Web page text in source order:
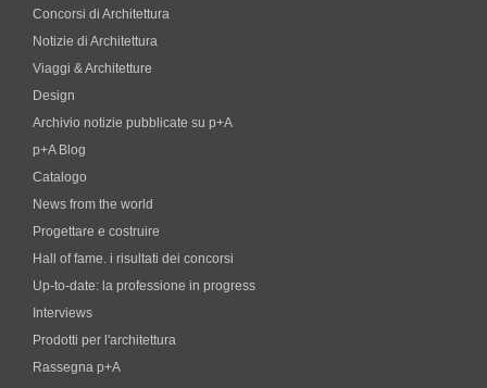
Concorsi di Architettura
Notizie di Architettura
Viaggi & Architetture
Design
Archivio notizie pubblicate su p+A
p+A Blog
Catalogo
News from the world
Progettare e costruire
Hall of fame. i risultati dei concorsi
Up-to-date: la professione in progress
Interviews
Prodotti per l'architettura
Rassegna p+A